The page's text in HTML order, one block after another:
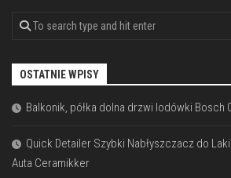
OSTATNIE WPISY
Balkonik, półka dolna drzwi lodówki Bosch
Quick Detailer Szybki Nabłyszczacz do
Auta Ceramikker